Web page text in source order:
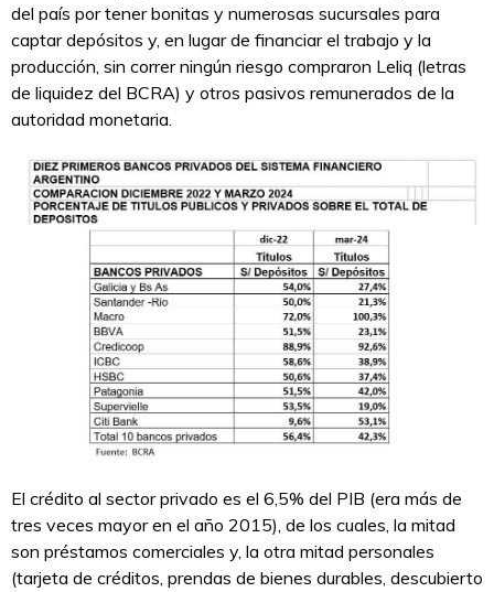
del país por tener bonitas y numerosas sucursales para
captar depósitos y, en lugar de financiar el trabajo y la
producción, sin correr ningún riesgo compraron Leliq (letras
de liquidez del BCRA) y otros pasivos remunerados de la
autoridad monetaria.
El crédito al sector privado es el 6,5% del PIB (era más de
tres veces mayor en el año 2015), de los cuales, la mitad
son préstamos comerciales y, la otra mitad personales
(tarjeta de créditos, prendas de bienes durables, descubierto